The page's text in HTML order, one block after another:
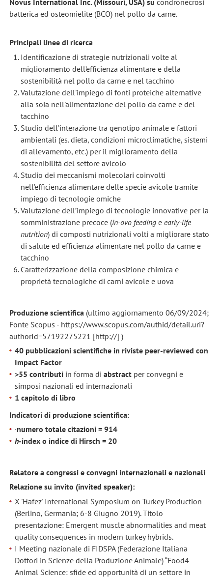
batterica ed osteomielite (BCO) nel pollo da carne.
Principali linee di ricerca
Identificazione di strategie nutrizionali volte al
miglioramento dell’efficienza alimentare e della
sostenibilità nel pollo da carne e nel tacchino
Valutazione dell'impiego di fonti proteiche alternative
alla soia nell'alimentazione del pollo da carne e del
tacchino
Studio dell’interazione tra genotipo animale e fattori
ambientali (es. dieta, condizioni microclimatiche, sistemi
di allevamento, etc.) per il miglioramento della
sostenibilità del settore avicolo
Studio dei meccanismi molecolari coinvolti
nell’efficienza alimentare delle specie avicole tramite
impiego di tecnologie omiche
Valutazione dell’impiego di tecnologie innovative per la
somministrazione precoce (in-ovo feeding eearly-life
nutrition) di composti nutrizionali volti a migliorare stato
di salute ed efficienza alimentare nel pollo da carne e
tacchino
Caratterizzazione della composizione chimica e
proprietà tecnologiche di carni avicole e uova
Produzione scientifica (ultimo aggiornamento 06/09/2024;
Fonte Scopus - https://www.scopus.com/authid/detail.uri?
authorId=57192275221 [http://] )
40 pubblicazioni scientifiche in riviste peer-reviewed con
Impact Factor
>55 contributi in forma diabstract per convegni e
simposi nazionali ed internazionali
1 capitolo di libro
Indicatori di produzione scientifica:
·numero totale citazioni = 914
h-index o indice di Hirsch = 20
Relatore a congressi e convegni internazionali e nazionali
Relazione su invito (invited speaker):
X 'Hafez' International Symposium on Turkey Production
(Berlino, Germania; 6-8 Giugno 2019). Titolo
presentazione: Emergent muscle abnormalities and meat
quality consequences in modern turkey hybrids.
I Meeting nazionale di FIDSPA (Federazione Italiana
Dottori in Scienze della Produzione Animale) “Food4
Animal Science: sfide ed opportunità di un settore in